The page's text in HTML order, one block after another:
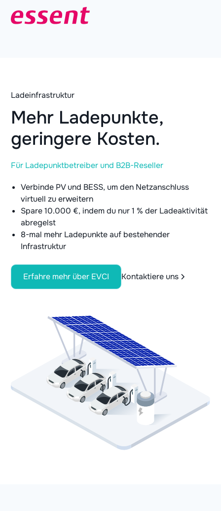
Ladeinfrastruktur
Mehr Ladepunkte,
geringere Kosten.
Für Ladepunktbetreiber und B2B-Reseller
Verbinde PV und BESS, um den Netzanschluss
virtuell zu erweitern
Spare 10.000 €, indem du nur 1 % der Ladeaktivität
abregelst
8-mal mehr Ladepunkte auf bestehender
Infrastruktur
Erfahre mehr über EVCI Kontaktiere uns